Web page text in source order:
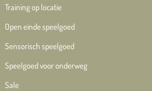
Training op locatie
Open einde speelgoed
Sensorisch speelgoed
Speelgoed voor onderweg
Sale